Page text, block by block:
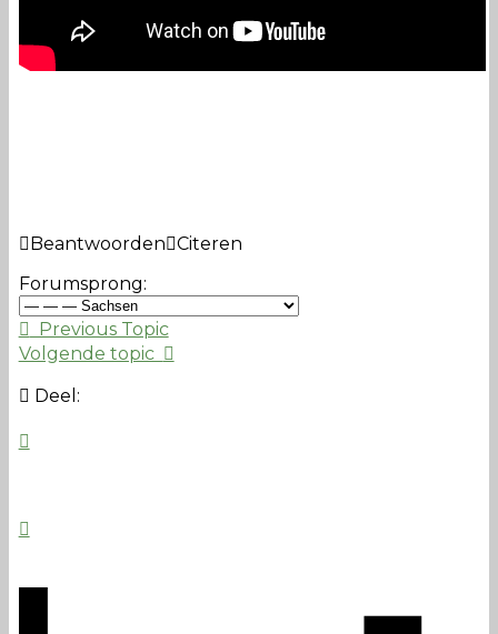
Beantwoorden Citeren
Forumsprong:
Previous Topic
Volgende topic
Deel: